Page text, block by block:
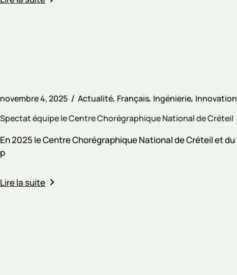
novembre 4, 2025 Actualité Français Ingénierie Innovation
Spectat équipe le Centre Chorégraphique National de Créteil
En 2025 le Centre Chorégraphique National de Créteil et
p
Lire la suite